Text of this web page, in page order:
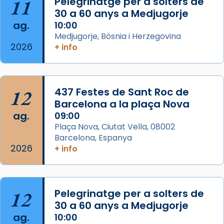
Mons. David Abadías.
📸 Dr. G. Simón
Photo
View on Facebook · Share
Arquebisbat de Barcelona
2 weeks ago
Memòria de les santes Juliana i
Semproniana, verges i màrtirs.
Acompanyant la història de sant Cugat, a
partir de l’Edat Mitjana sorgeix la tradició
que les santes Juliana (“relatiu a Júlia”) i
Semproniana (“relatiu a Semprònia =
eterna”) són deixebles seves. I l’any 1667, el
frare Joan Gaspar Roig, afirma en una obra
11
ag.
2026
30 a 60 anys a Medjugorje
10:00
Medjugorje, Bòsnia i Herzegovina
+ info
12
ag.
2026
437 Festes de Sant Roc de
Barcelona a la plaça Nova
09:00
Plaça Nova, Ciutat Vella, 08002
Barcelona, Espanya
+ info
12
ag.
Pelegrinatge per a solters de
30 a 60 anys a Medjugorje
10:00